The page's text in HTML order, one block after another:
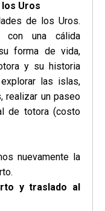
Uros
de los Uros.
con una cálida
forma de vida,
y su historia
las islas,
realizar un paseo
de totora (costo
nuevamente la
y traslado al